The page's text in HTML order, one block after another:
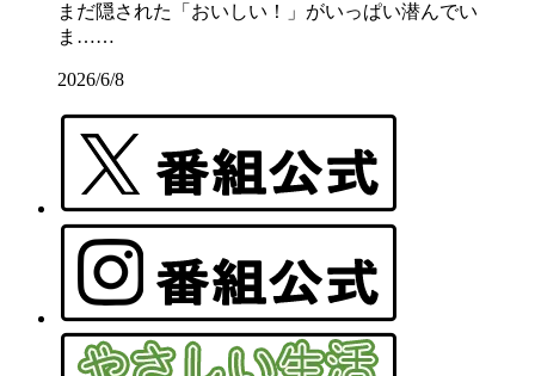
まだ隠された「おいしい！」がいっぱい潜んでい
ま……
2026/6/8